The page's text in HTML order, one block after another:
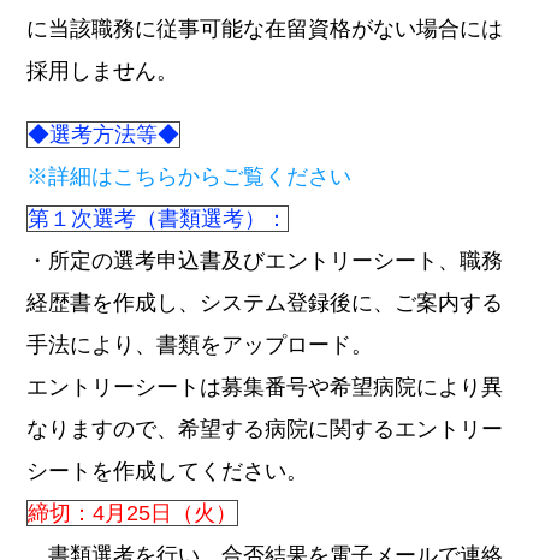
に当該職務に従事可能な在留資格がない場合には
採用しません。
◆選考方法等◆
※詳細はこちらからご覧ください
第１次選考（書類選考）：
・所定の選考申込書及びエントリーシート、職務
経歴書を作成し、システム登録後に、ご案内する
手法により、書類をアップロード。
エントリーシートは募集番号や希望病院により異
なりますので、希望する病院に関するエントリー
シートを作成してください。
締切：4月25日（火）
書類選考を行い、合否結果を電子メールで連絡